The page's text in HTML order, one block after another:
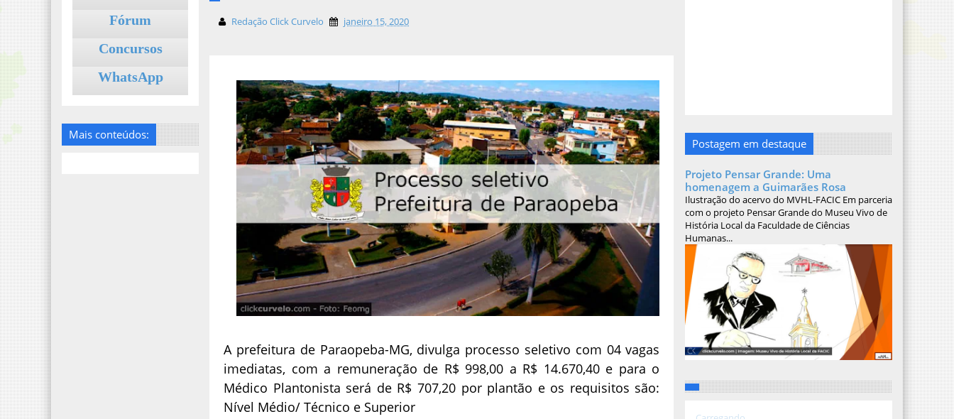
Fórum
Concursos
WhatsApp
Mais conteúdos:
Redação Click Curvelo janeiro 15, 2020
A prefeitura de Paraopeba-MG, divulga processo seletivo com 04 vagas
imediatas, com a remuneração de R$ 998,00 a R$ 14.670,40 e para o
Médico Plantonista será de R$ 707,20 por plantão e os requisitos são:
Nível Médio/ Técnico e Superior
Postagem em destaque
Projeto Pensar Grande: Uma
homenagem a Guimarães Rosa
Ilustração do acervo do MVHL-FACIC Em parceria
com o projeto Pensar Grande do Museu Vivo de
História Local da Faculdade de Ciências
Humanas...